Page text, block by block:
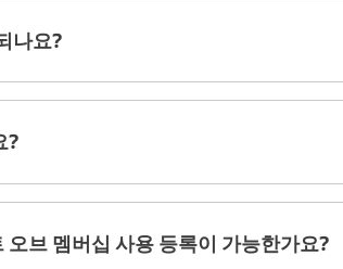
나요?
?
오브 멤버십 사용 등록이 가능한가요?